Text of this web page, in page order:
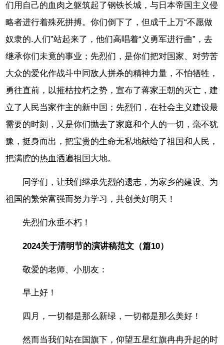
们用自己的血肉之躯筑起了钢铁长城，与日本帝国主义侵
略者进行着殊死拼搏。你们倒下了，但成千上万“不愿做
奴隶的.人们”站起来了，他们高唱着“义勇军进行曲”，去
继承你们未竟的事业；先烈们，是你们把对国家、对劳苦
大众的爱化作战斗中同敌人拼杀的精神力量，不怕牺牲，
勇往直前，以摧枯拉朽之势，宣布了蒋家王朝的灭亡，建
立了人民当家作主的新中国；先烈们，在社会主义建设最
需要的时刻，又是你们抛去了家庭和个人的一切，毫不犹
豫，挺身而出，把宝贵的生命无私地献给了祖国和人民，
把满腔的热血洒遍祖国大地。
同学们，让我们继承先烈的遗志，为家乡的建设、为
祖国的繁荣富强而努力学习，共创美好明天！
先烈们永垂不朽！
2024关于清明节的演讲稿范文（篇10）
敬爱的老师、小朋友：
早上好！
四月，一切都是那么新绿，一切都是那么美好！
然而当我们站在国旗下，仰望五星红旗冉冉升起的时